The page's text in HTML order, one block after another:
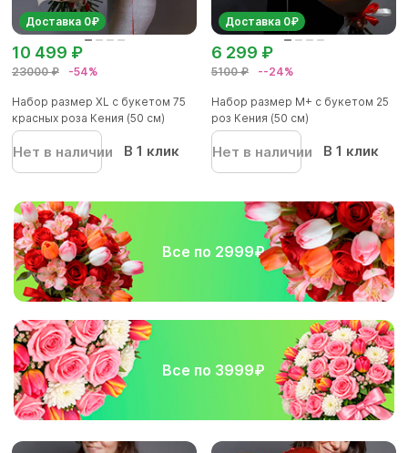
Доставка 0₽
23000 ₽ -54%
10 499 ₽
Набор размер ХL с букетом 75
красных роза Кения (50 см)
Нет в наличии В 1 клик
Доставка 0₽
5100 ₽ --24%
6 299 ₽
Набор размер М+ с букетом 25
роз Кения (50 см)
Нет в наличии В 1 клик
Все по 2999₽
Все по 3999₽